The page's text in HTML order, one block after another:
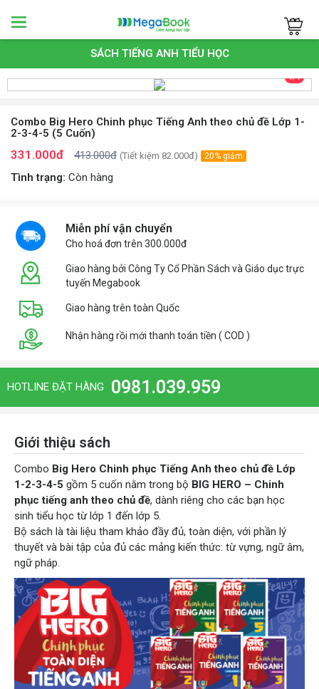
Megabook
SÁCH TIẾNG ANH TIỂU HỌC
1/1
Combo Big Hero Chinh phục Tiếng Anh theo chủ đề Lớp 1-
2-3-4-5 (5 Cuốn)
331.000đ 413.000đ (Tiết kiệm 82.000đ) 20% giảm
Tình trạng: Còn hàng
Miễn phí vận chuyển
Cho hoá đơn trên 300.000đ
Giao hàng bởi Công Ty Cổ Phần Sách và Giáo dục trực
tuyến Megabook
Giao hàng trên toàn Quốc
Nhận hàng rồi mới thanh toán tiền ( COD )
HOTLINE ĐẶT HÀNG 0981.039.959
Giới thiệu sách
Combo Big Hero Chinh phục Tiếng Anh theo chủ đề Lớp
1-2-3-4-5 gồm 5 cuốn nằm trong bộ BIG HERO – Chinh
phục tiếng anh theo chủ đề, dành riêng cho các bạn học
sinh tiểu học từ lớp 1 đến lớp 5.
Bộ sách là tài liệu tham khảo đầy đủ, toàn diện, với phần lý
thuyết và bài tập của đủ các mảng kiến thức: từ vựng, ngữ âm,
ngữ pháp.